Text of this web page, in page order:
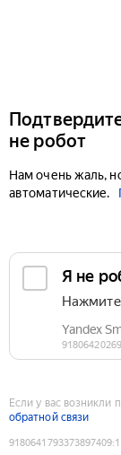
не робот
Нам очень жаль,
автоматические.
Если у вас возникли
обратной связи
9180641793373897409: